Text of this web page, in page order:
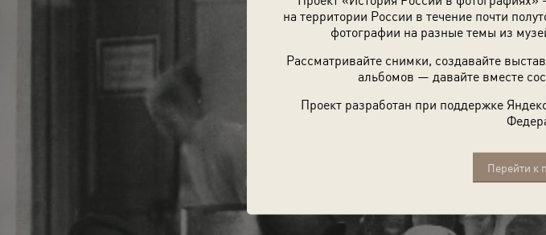
на территории России в течение почти
фотографии на разные темы из
Рассматривайте снимки, создавайте
альбомов — давайте вместе
Проект разработан при поддержке
Перейти к